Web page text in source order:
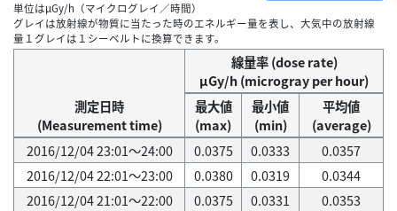
単位はμGy/h（マイクログレイ／時間）
グレイは放射線が物質に当たった時のエネルギー量を表し、大気中の放射線
量１グレイは１シーベルトに換算できます。
測定日時
(Measurement time)
線量率 (dose rate)
μGy/h (microgray per hour)
最大値
(max)
最小値
(min)
平均値
(average)
2016/12/04 23:01～24:00
0.0375 0.0333
0.0357
2016/12/04 22:01～23:00
0.0380 0.0319
0.0344
2016/12/04 21:01～22:00
0.0375 0.0331
0.0353